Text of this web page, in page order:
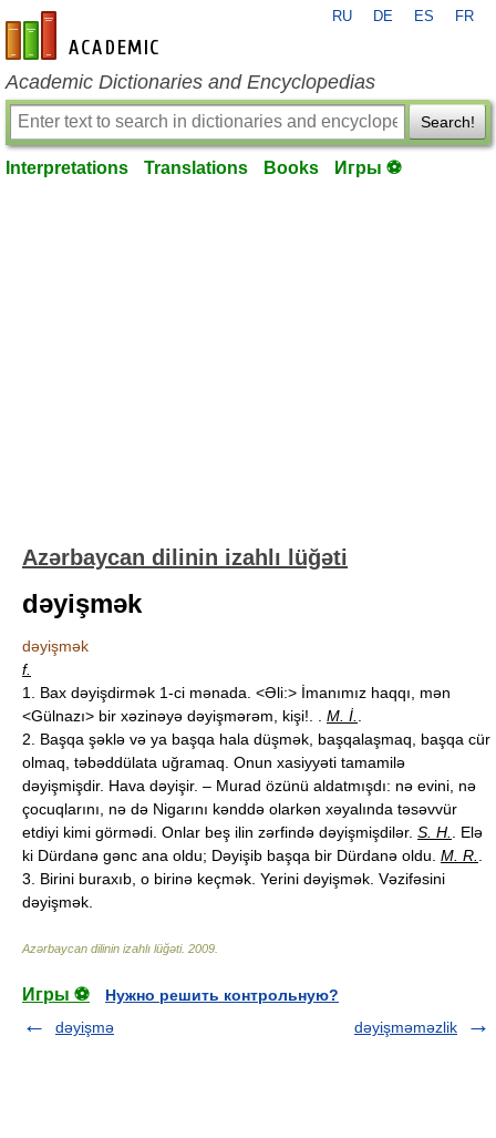
en-academic.com
RU DE ES FR
Academic Dictionaries and Encyclopedias
Search!
Interpretations Translations Books Игры ⚽
Azərbaycan dilinin izahlı lüğəti
dəyişmək
dəyişmək
f.
1. Bax dəyişdirmək 1-ci mənada. <Əli:> İmanımız haqqı, mən
<Gülnazı> bir xəzinəyə dəyişmərəm, kişi!. . M. İ.
2. Başqa şəklə və ya başqa hala düşmək, başqalaşmaq, başqa cür
olmaq, təbəddülata uğramaq. Onun xasiyyəti tamamilə
dəyişmişdir. Hava dəyişir. – Murad özünü aldatmışdı: nə evini, nə
çocuqlarını, nə də Nigarını kənddə olarkən xəyalında təsəvvür
etdiyi kimi görmədi. Onlar beş ilin zərfində dəyişmişdilər. S. H.
. Elə
ki Dürdanə gənc ana oldu; Dəyişib başqa bir Dürdanə oldu. M. R.
3. Birini buraxıb, o birinə keçmək. Yerini dəyişmək. Vəzifəsini
dəyişmək.
Azərbaycan dilinin izahlı lüğəti. 2009
Игры ⚽
Нужно решить контрольную?
dəyişmə
dəyişməməzlik